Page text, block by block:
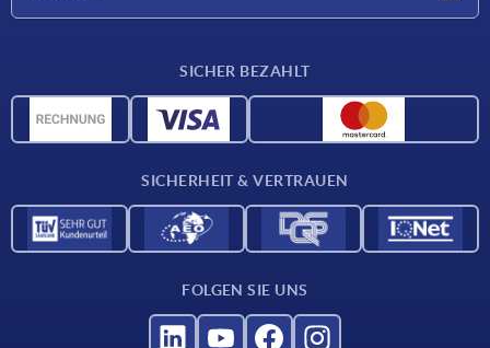
Werkstoffübersicht
SICHER BEZAHLT
SICHERHEIT & VERTRAUEN
FOLGEN SIE UNS